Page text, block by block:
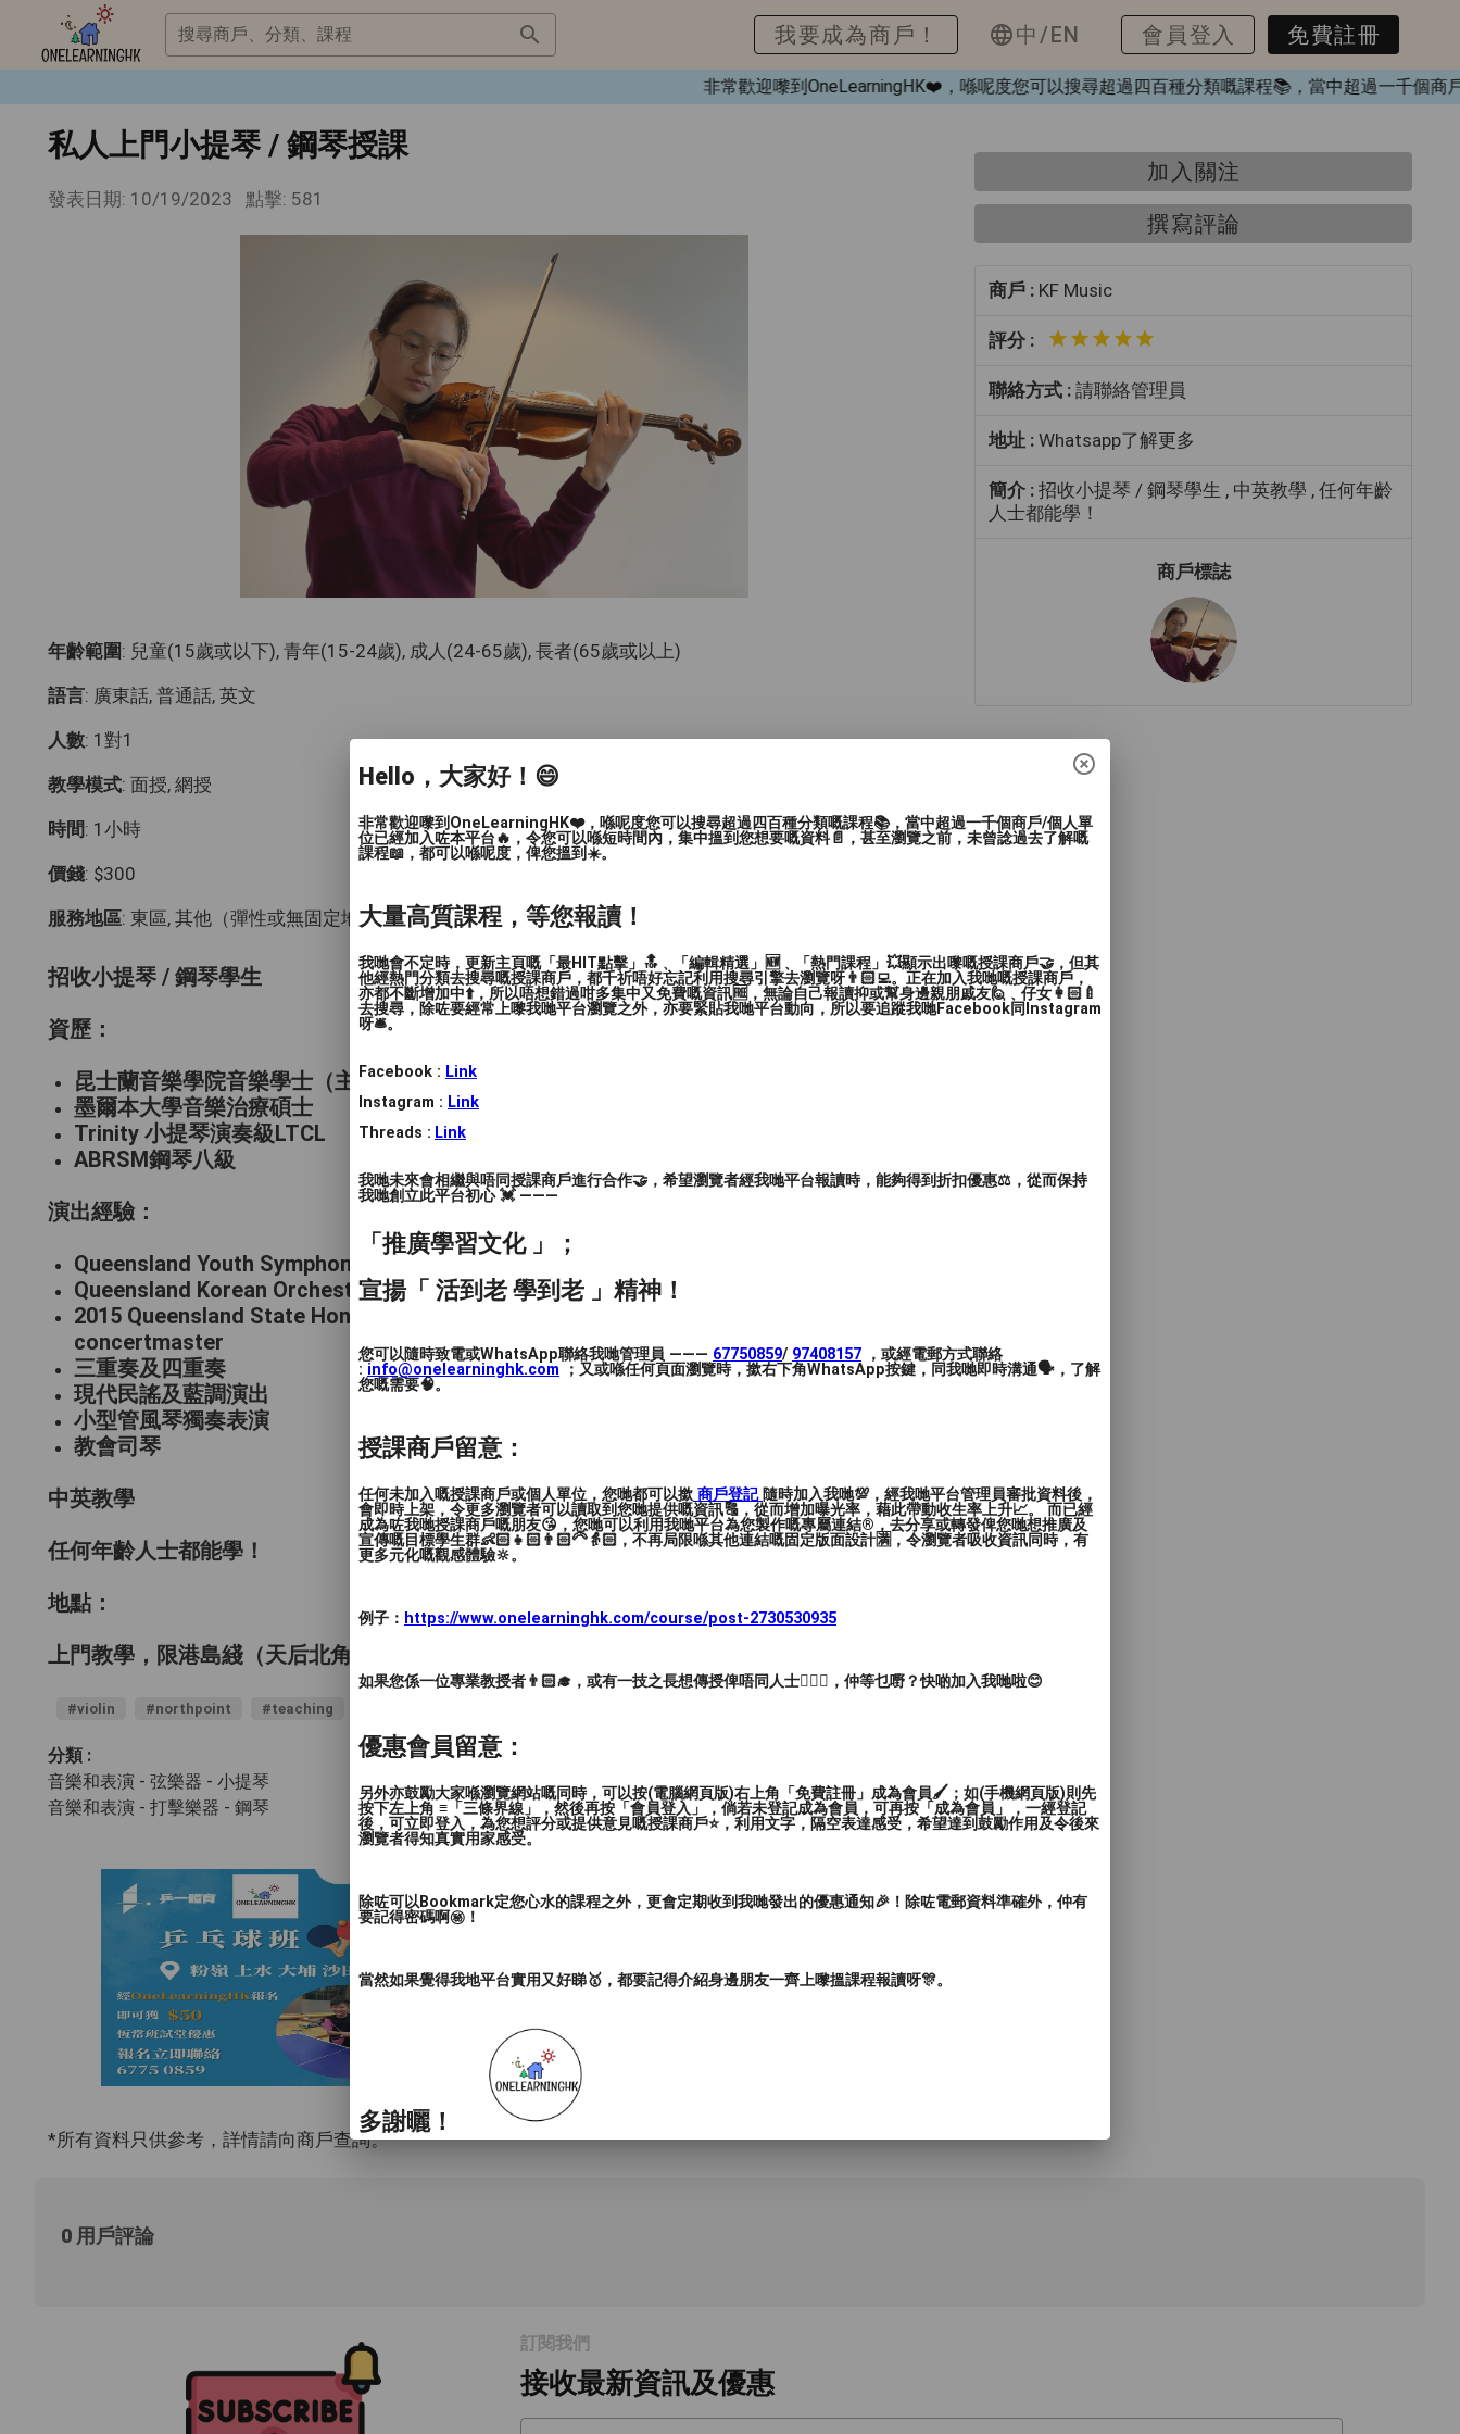
非常歡迎嚟到OneLearningHK❤️，喺呢度您可以搜尋超過四百種分類嘅課程📚，當中超過一千個商
搜尋商戶、分類、課程 我要成為商戶！ 中/EN 會員登入 免費註冊
私人上門小提琴 / 鋼琴授課
發表日期: 10/19/2023 點擊: 581
年齡範圍: 兒童(15歲或以下), 青年(15-24歲), 成人(24-65歲), 長者(65歲或以上)
語言: 廣東話, 普通話, 英文
人數: 1對1
教學模式: 面授, 網授
時間: 1小時
價錢: $300
服務地區: 東區, 其他（彈性或無固定地點）
招收小提琴 / 鋼琴學生
資歷：
昆士蘭音樂學院音樂學士（主修小提琴演奏）
墨爾本大學音樂治療碩士
Trinity 小提琴演奏級LTCL
ABRSM鋼琴八級
演出經驗：
Queensland Youth Symphony: first violin
Queensland Korean Orchestra: first violin
2015 Queensland State Honours Ensemble Program Symphony Orchestra:
concertmaster
三重奏及四重奏
現代民謠及藍調演出
小型管風琴獨奏表演
教會司琴
中英教學
任何年齡人士都能學！
地點：
上門教學，限港島綫（天后北角一帶優先）
#violin #northpoint #teaching
分類 :
音樂和表演 - 弦樂器 - 小提琴
音樂和表演 - 打擊樂器 - 鋼琴
*所有資料只供參考，詳情請向商戶查詢。
加入關注
撰寫評論
商戶 : KF Music
評分 :
聯絡方式 : 請聯絡管理員
地址 : Whatsapp了解更多
簡介 : 招收小提琴 / 鋼琴學生 , 中英教學 , 任何年齡
人士都能學！
商戶標誌
0 用戶評論
訂閱我們
接收最新資訊及優惠
Hello，大家好！😄
非常歡迎嚟到OneLearningHK❤️，喺呢度您可以搜尋超過四百種分類嘅課程📚，當中超過一千個商戶/個人單
位已經加入咗本平台🔥，令您可以喺短時間內，集中搵到您想要嘅資料📄，甚至瀏覽之前，未曾諗過去了解嘅
課程📖，都可以喺呢度，俾您搵到☀️。
大量高質課程，等您報讀！
我哋會不定時，更新主頁嘅「最HIT點擊」🔝﹑「編輯精選」🆕﹑「熱門課程」💥顯示出嚟嘅授課商戶🤝，但其
他經熱門分類去搜尋嘅授課商戶，都千祈唔好忘記利用搜尋引擎去瀏覽呀👨🏻‍💻。正在加入我哋嘅授課商戶，
亦都不斷增加中⬆️，所以唔想錯過咁多集中又免費嘅資訊🆓，無論自己報讀抑或幫身邊親朋戚友🙋﹑仔女👩🏻‍🍼
去搜尋，除咗要經常上嚟我哋平台瀏覽之外，亦要緊貼我哋平台動向，所以要追蹤我哋Facebook同Instagram
呀🛎️。
Facebook : Link
Instagram : Link
Threads : Link
我哋未來會相繼與唔同授課商戶進行合作🤝，希望瀏覽者經我哋平台報讀時，能夠得到折扣優惠⚖️，從而保持
我哋創立此平台初心 💓 ———
「推廣學習文化 」；
宣揚「 活到老 學到老 」精神！
您可以隨時致電或WhatsApp聯絡我哋管理員 ——— 67750859/ 97408157 ，或經電郵方式聯絡
: info@onelearninghk.com ；又或喺任何頁面瀏覽時，撳右下角WhatsApp按鍵，同我哋即時溝通🗣️，了解
您嘅需要🧠。
授課商戶留意：
任何未加入嘅授課商戶或個人單位，您哋都可以撳 商戶登記 隨時加入我哋💯，經我哋平台管理員審批資料後，
會即時上架，令更多瀏覽者可以讀取到您哋提供嘅資訊🔠，從而增加曝光率，藉此帶動收生率上升📈。 而已經
成為咗我哋授課商戶嘅朋友😘，您哋可以利用我哋平台為您製作嘅專屬連結®️，去分享或轉發俾您哋想推廣及
宣傳嘅目標學生群👶🏻👧🏻👨🏻‍🦳👵🏻，不再局限喺其他連結嘅固定版面設計🈵，令瀏覽者吸收資訊同時，有
更多元化嘅觀感體驗🔆。
例子： https://www.onelearninghk.com/course/post-2730530935
如果您係一位專業教授者👨🏻‍🎓，或有一技之長想傳授俾唔同人士🙋🏻‍♂️，仲等乜嘢？快啲加入我哋啦😊
優惠會員留意：
另外亦鼓勵大家喺瀏覽網站嘅同時，可以按(電腦網頁版)右上角「免費註冊」成為會員🖌️；如(手機網頁版)則先
按下左上角 ≡「三條界線」，然後再按「會員登入」，倘若未登記成為會員，可再按「成為會員」，一經登記
後，可立即登入，為您想評分或提供意見嘅授課商戶⭐️，利用文字，隔空表達感受，希望達到鼓勵作用及令後來
瀏覽者得知真實用家感受。
除咗可以Bookmark定您心水的課程之外，更會定期收到我哋發出的優惠通知🎉！除咗電郵資料準確外，仲有
要記得密碼啊㊙️！
當然如果覺得我地平台實用又好睇🥇，都要記得介紹身邊朋友一齊上嚟搵課程報讀呀🎊。
多謝曬！